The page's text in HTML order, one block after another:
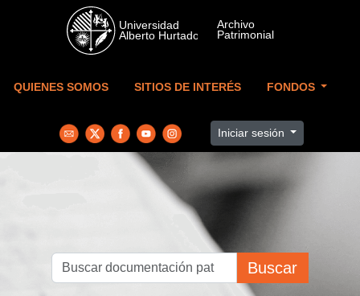
Skip to main content
QUIENES SOMOS SITIOS DE INTERÉS FONDOS
Iniciar sesión
Buscar